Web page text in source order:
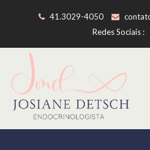
41.3029-4050
Redes Sociais :